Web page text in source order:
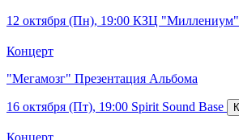
12 октября (Пн), 19:00 КЗЦ "Миллениум"
Концерт
"Мегамозг" Презентация Альбома
16 октября (Пт), 19:00 Spirit Sound Base
Концерт